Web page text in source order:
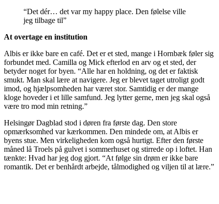
“Det dér… det var my happy place. Den følelse ville
jeg tilbage til”
At overtage en institution
Albis er ikke bare en café. Det er et sted, mange i Hornbæk føler sig
forbundet med. Camilla og Mick efterlod en arv og et sted, der
betyder noget for byen. “Alle har en holdning, og det er faktisk
smukt. Man skal lære at navigere. Jeg er blevet taget utroligt godt
imod, og hjælpsomheden har været stor. Samtidig er der mange
kloge hoveder i et lille samfund. Jeg lytter gerne, men jeg skal også
være tro mod min retning.”
Helsingør Dagblad stod i døren fra første dag. Den store
opmærksomhed var kærkommen. Den mindede om, at Albis er
byens stue. Men virkeligheden kom også hurtigt. Efter den første
måned lå Troels på gulvet i sommerhuset og stirrede op i loftet. Han
tænkte: Hvad har jeg dog gjort. “At følge sin drøm er ikke bare
romantik. Det er benhårdt arbejde, tålmodighed og viljen til at lære.”